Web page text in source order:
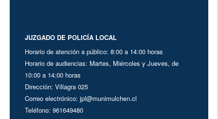
JUZGADO DE POLICÍA LOCAL
Horario de atención a público: 8:00 a 14:00 horas
Horario de audiencias: Martes, Miércoles y Jueves, de
10:00 a 14:00 horas
Dirección: Villagra 025
Correo electrónico: jpl@munimulchen.cl
Teléfono: 961649480